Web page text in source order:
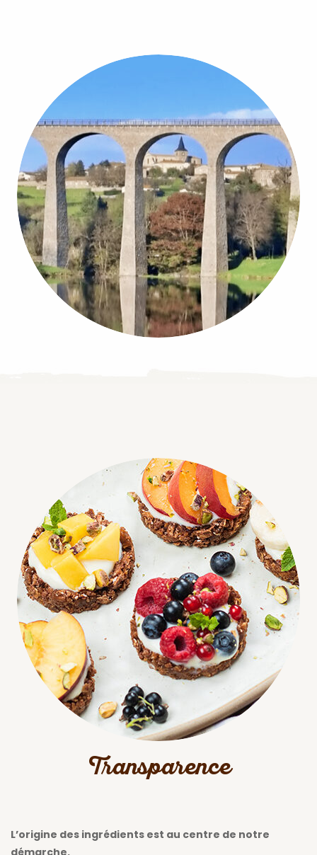
Transparence
L’origine des ingrédients est au centre de notre
démarche.